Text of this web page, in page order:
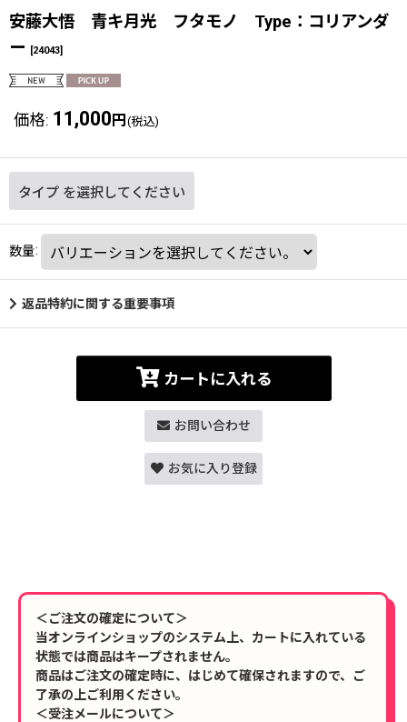
安藤大悟 青キ月光 フタモノ Type：コリアンダ
ー
[24043]
価格: 11,000 円 (税込)
タイプ を選択してください
数量:
返品特約に関する重要事項
カートに入れる
お問い合わせ
お気に入り登録
＜ご注文の確定について＞
当オンラインショップのシステム上、カートに入れている
状態では商品はキープされません。
商品はご注文の確定時に、はじめて確保されますので、ご
了承の上ご利用ください。
＜受注メールについて＞